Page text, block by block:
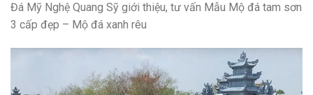
Đá Mỹ Nghệ Quang Sỹ giới thiệu, tư vấn Mẫu Mộ đá tam sơn
3 cấp đẹp – Mộ đá xanh rêu